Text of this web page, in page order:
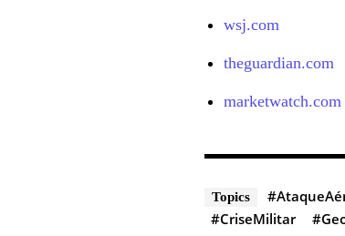
wsj.com
theguardian.com
marketwatch.com
Topics
#CriseMilitar